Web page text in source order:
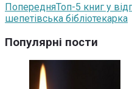
ПопередняТоп-5 книг у
шепетівська бібліотекарка
Популярні пости